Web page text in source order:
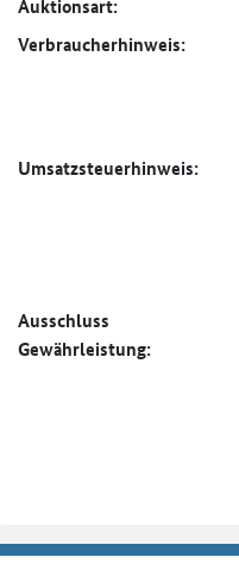
Auktionsart:
Verbraucher­hinweis:
Umsatzsteuer­hinweis:
Ausschluss
Gewährleistung: